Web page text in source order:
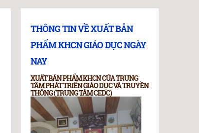
THÔNG TIN VỀ XUẤT BẢN
PHẨM KHCN GIÁO DỤC NGÀY
NAY
XUẤT BẢN PHẨM KHCN CỦA TRUNG
TÂM PHÁT TRIỂN GIÁO DỤC VÀ TRUYỀN
THÔNG (TRUNG TÂM CEDC)